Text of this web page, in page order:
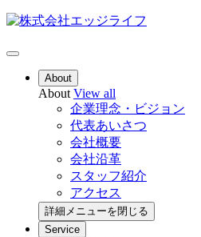
About
About View all
企業理念・ビジョン
代表あいさつ
会社概要
会社沿革
スタッフ紹介
アクセス
詳細メニューを閉じる
Service